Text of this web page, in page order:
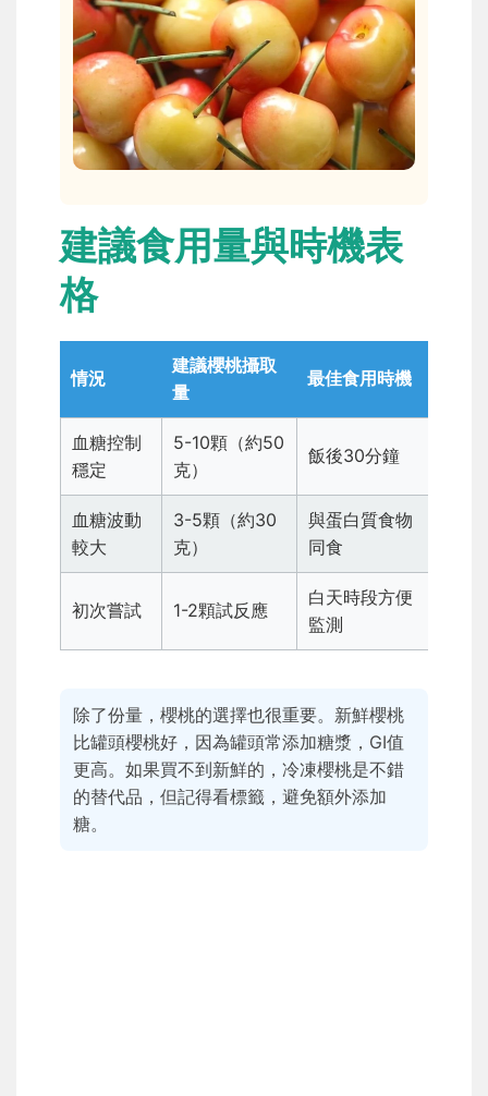
建議食用量與時機表
格
情況
建議櫻桃攝取
量
最佳食用時機
血糖控制
穩定
5-10顆（約50
克）
飯後30分鐘
血糖波動
較大
3-5顆（約30
克）
與蛋白質食物
同食
初次嘗試 1-2顆試反應
白天時段方便
監測
除了份量，櫻桃的選擇也很重要。新鮮櫻桃
比罐頭櫻桃好，因為罐頭常添加糖漿，GI值
更高。如果買不到新鮮的，冷凍櫻桃是不錯
的替代品，但記得看標籤，避免額外添加
糖。